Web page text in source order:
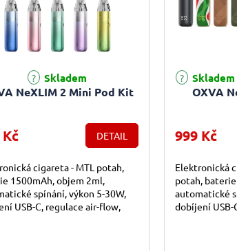
NeXLIM 2 Mini Pod Kit
Skladem
DETAIL
cigareta - MTL potah,
1500mAh, objem 2ml,
spínání, výkon 5-30W,
USB-C, regulace air-flow,
OXVA
999 Kč
Elektronická
potah,
automatické
dobíjení USB-